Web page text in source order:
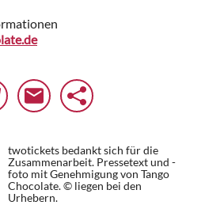
twotickets bedankt sich für die
Zusammenarbeit. Pressetext und -
foto mit Genehmigung von Tango
Chocolate. © liegen bei den
Urhebern.